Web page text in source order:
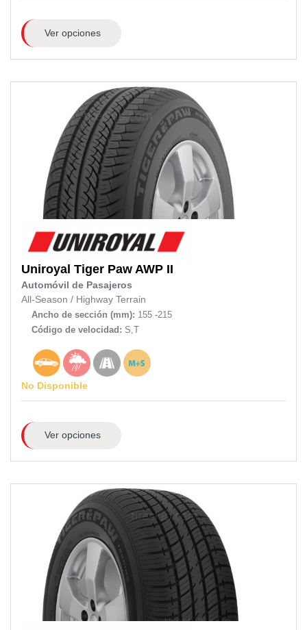
Ver opciones
Uniroyal Tiger Paw AWP II
Automóvil de Pasajeros
All-Season / Highway Terrain
Ancho de sección (mm): 155 -215
Código de velocidad: S,T
No Disponible
Ver opciones